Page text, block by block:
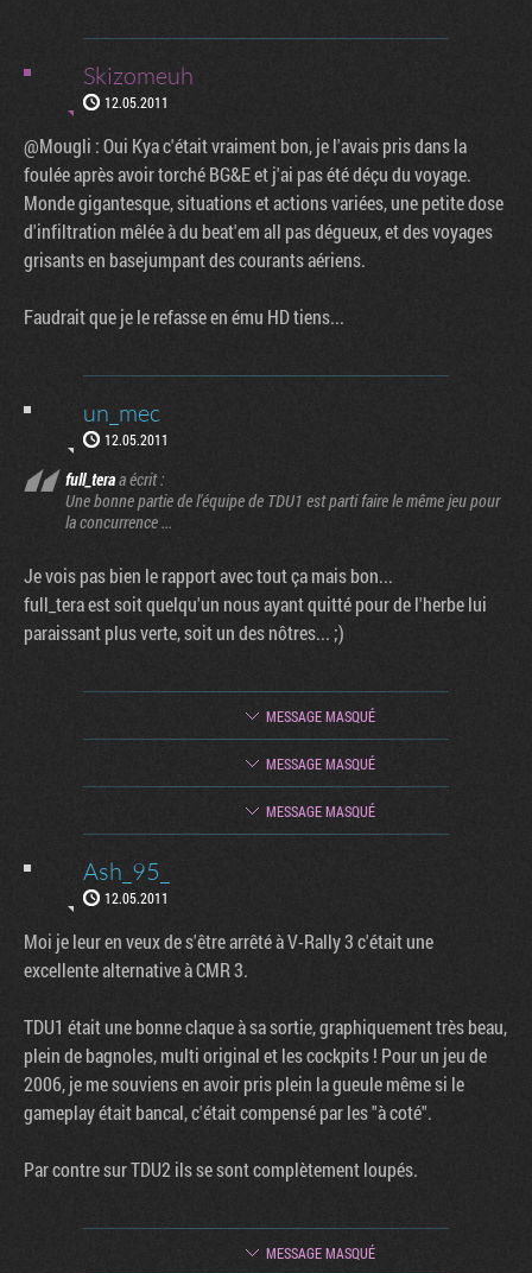
Skizomeuh
12.05.2011
@Mougli : Oui Kya c'était vraiment bon, je l'avais pris dans la
foulée après avoir torché BG&E et j'ai pas été déçu du voyage.
Monde gigantesque, situations et actions variées, une petite dose
d'infiltration mêlée à du beat'em all pas dégueux, et des voyages
grisants en basejumpant des courants aériens.
Faudrait que je le refasse en ému HD tiens...
un_mec
12.05.2011
full_teraa écrit :
Une bonne partie de l'équipe de TDU1 est parti faire le même jeu pour
la concurrence ...
Je vois pas bien le rapport avec tout ça mais bon...
full_tera est soit quelqu'un nous ayant quitté pour de l'herbe lui
paraissant plus verte, soit un des nôtres... ;)
MESSAGE MASQUÉ
MESSAGE MASQUÉ
MESSAGE MASQUÉ
Ash_95_
12.05.2011
Moi je leur en veux de s'être arrêté à V-Rally 3 c'était une
excellente alternative à CMR 3.
TDU1 était une bonne claque à sa sortie, graphiquement très beau,
plein de bagnoles, multi original et les cockpits ! Pour un jeu de
2006, je me souviens en avoir pris plein la gueule même si le
gameplay était bancal, c'était compensé par les "à coté".
Par contre sur TDU2 ils se sont complètement loupés.
MESSAGE MASQUÉ